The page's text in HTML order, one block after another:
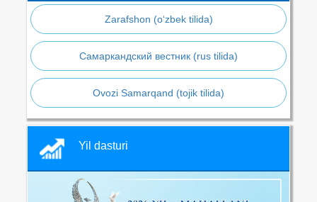
Zarafshon (o‘zbek tilida)
Самаркандский вестник (rus tilida)
Ovozi Samarqand (tojik tilida)
Yil dasturi